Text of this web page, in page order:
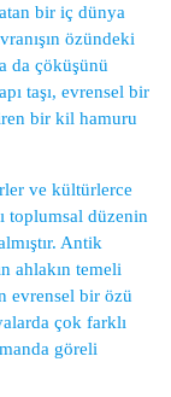
bir iç dünya
özündeki
da çöküşünü
taşı, evrensel bir
bir kil hamuru
ve kültürlerce
toplumsal düzenin
Antik
ahlakın temeli
evrensel bir özü
çok farklı
göreli